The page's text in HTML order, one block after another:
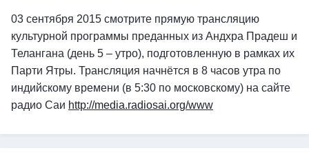
03 сентября 2015 смотрите прямую трансляцию
культурной программы преданных из Андхра Прадеш и
Телангана (день 5 – утро), подготовленную в рамках их
Парти Ятры. Трансляция начнётся в 8 часов утра по
индийскому времени (в 5:30 по московскому) на сайте
радио Саи http://media.radiosai.org/www